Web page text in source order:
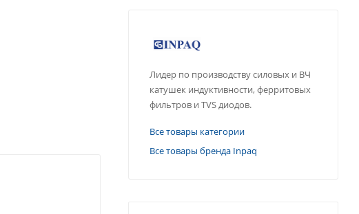
Лидер по производству силовых и ВЧ
катушек индуктивности, ферритовых
фильтров и TVS диодов.
Все товары категории
Все товары бренда Inpaq